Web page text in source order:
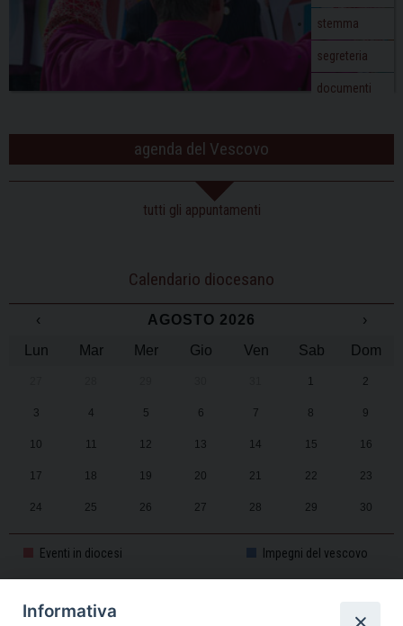
stemma
segreteria
documenti
agenda del Vescovo
tutti gli appuntamenti
Calendario diocesano
‹ AGOSTO 2026
›
Lun
Mar Mer Gio Ven Sab Dom
1 2
3 4 5 6 7 8 9
10 11 12 13 14 15 16
17 18 19 20 21 22 23
24 25 26 27 28 29 30
31 1 2 3 4 5 6
Eventi in diocesi Impegni del vescovo
CALENDARIO PASTORALE 2025-2026
Informativa